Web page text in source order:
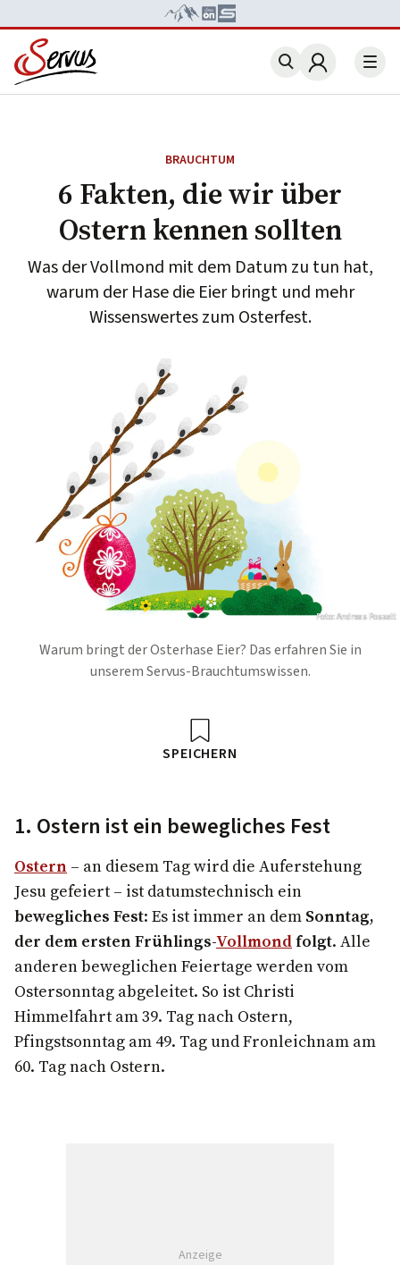
Account
BRAUCHTUM
6 Fakten, die wir über
Ostern kennen sollten
Was der Vollmond mit dem Datum zu tun hat,
warum der Hase die Eier bringt und mehr
Wissenswertes zum Osterfest.
Foto: Andreas Posselt
Warum bringt der Osterhase Eier? Das erfahren Sie in
unserem Servus-Brauchtumswissen.
SPEICHERN
1. Ostern ist ein bewegliches Fest
Ostern – an diesem Tag wird die Auferstehung
Jesu gefeiert – ist datumstechnisch ein
bewegliches Fest: Es ist immer an dem Sonntag,
der dem ersten Frühlings-Vollmondfolgt. Alle
anderen beweglichen Feiertage werden vom
Ostersonntag abgeleitet. So ist Christi
Himmelfahrt am 39. Tag nach Ostern,
Pfingstsonntag am 49. Tag und Fronleichnam am
60. Tag nach Ostern.
Anzeige